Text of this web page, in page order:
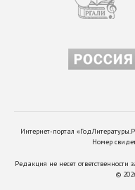
Интернет-портал
Номер
Редакция не несет
©